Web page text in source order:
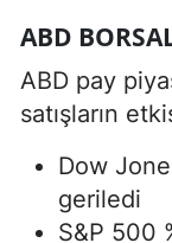
ABD
ABD pay
satışların
Dow
geriledi
S&P 500